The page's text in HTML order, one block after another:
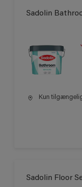
Sadolin
Kun
Sadolin Floor